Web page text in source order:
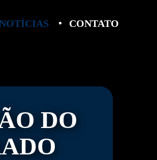
CONTATO
DO